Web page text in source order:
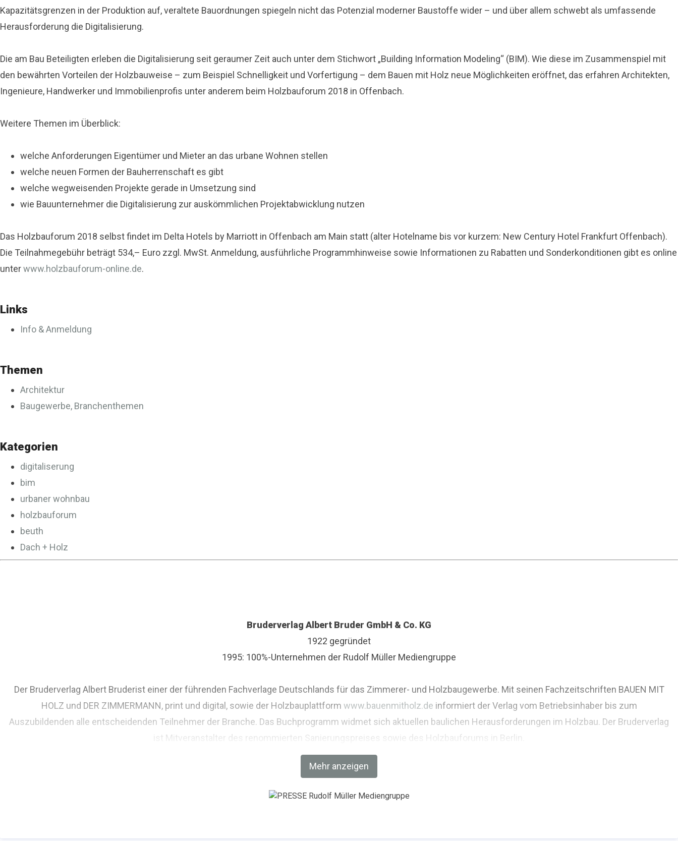
Kapazitätsgrenzen in der Produktion auf, veraltete Bauordnungen spiegeln nicht das Potenzial moderner Baustoffe wider – und über allem schwebt als umfassende
Herausforderung die Digitalisierung.
Die am Bau Beteiligten erleben die Digitalisierung seit geraumer Zeit auch unter dem Stichwort „Building Information Modeling“ (BIM). Wie diese im Zusammenspiel mit
den bewährten Vorteilen der Holzbauweise – zum Beispiel Schnelligkeit und Vorfertigung – dem Bauen mit Holz neue Möglichkeiten eröffnet, das erfahren Architekten,
Ingenieure, Handwerker und Immobilienprofis unter anderem beim Holzbauforum 2018 in Offenbach.
Weitere Themen im Überblick:
welche Anforderungen Eigentümer und Mieter an das urbane Wohnen stellen
welche neuen Formen der Bauherrenschaft es gibt
welche wegweisenden Projekte gerade in Umsetzung sind
wie Bauunternehmer die Digitalisierung zur auskömmlichen Projektabwicklung nutzen
Das Holzbauforum 2018 selbst findet im Delta Hotels by Marriott in Offenbach am Main statt (alter Hotelname bis vor kurzem: New Century Hotel Frankfurt Offenbach).
Die Teilnahmegebühr beträgt 534,– Euro zzgl. MwSt. Anmeldung, ausführliche Programmhinweise sowie Informationen zu Rabatten und Sonderkonditionen gibt es online
unterwww.holzbauforum-online.de.
Links
Info & Anmeldung
Themen
Architektur
Baugewerbe, Branchenthemen
Kategorien
digitaliserung
bim
urbaner wohnbau
holzbauforum
beuth
Dach + Holz
Bruderverlag Albert Bruder GmbH & Co. KG
1922 gegründet
1995: 100%-Unternehmen der Rudolf Müller Mediengruppe
Der Bruderverlag Albert Bruderist einer der führenden Fachverlage Deutschlands für das Zimmerer- und Holzbaugewerbe. Mit seinen Fachzeitschriften BAUEN MIT
HOLZ und DER ZIMMERMANN, print und digital, sowie der Holzbauplattform www.bauenmitholz.de informiert der Verlag vom Betriebsinhaber bis zum
Auszubildenden alle entscheidenden Teilnehmer der Branche. Das Buchprogramm widmet sich aktuellen baulichen Herausforderungen im Holzbau. Der Bruderverlag
ist Mitveranstalter des renommierten Sanierungspreises sowie des Holzbauforums in Berlin.
Mehr anzeigen